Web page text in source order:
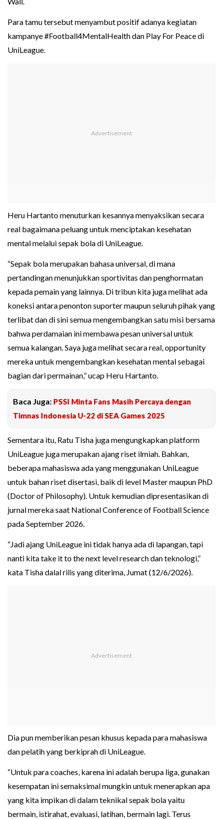
Para tamu tersebut menyambut positif adanya kegiatan
kampanye #Football4MentalHealth dan Play For Peace di
UniLeague.
Heru Hartanto menuturkan kesannya menyaksikan secara
real bagaimana peluang untuk menciptakan kesehatan
mental melalui sepak bola di UniLeague.
“Sepak bola merupakan bahasa universal, di mana
pertandingan menunjukkan sportivitas dan penghormatan
kepada pemain yang lainnya. Di tribun kita juga melihat ada
koneksi antara penonton suporter maupun seluruh pihak yang
terlibat dan di sini semua mengembangkan satu misi bersama
bahwa perdamaian ini membawa pesan universal untuk
semua kalangan. Saya juga melihat secara real, opportunity
mereka untuk mengembangkan kesehatan mental sebagai
bagian dari permainan,” ucap Heru Hartanto.
Baca Juga: PSSI Minta Fans Masih Percaya dengan
Timnas Indonesia U-22 di SEA Games 2025
Sementara itu, Ratu Tisha juga mengungkapkan platform
UniLeague juga merupakan ajang riset ilmiah. Bahkan,
beberapa mahasiswa ada yang menggunakan UniLeague
untuk bahan riset disertasi, baik di level Master maupun PhD
(Doctor of Philosophy). Untuk kemudian dipresentasikan di
jurnal mereka saat National Conference of Football Science
pada September 2026.
“Jadi ajang UniLeague ini tidak hanya ada di lapangan, tapi
nanti kita take it to the next level research dan teknologi,”
kata Tisha dalal rilis yang diterima, Jumat (12/6/2026).
Dia pun memberikan pesan khusus kepada para mahasiswa
dan pelatih yang berkiprah di UniLeague.
“Untuk para coaches, karena ini adalah berupa liga, gunakan
kesempatan ini semaksimal mungkin untuk menerapkan apa
yang kita impikan di dalam teknikal sepak bola yaitu
bermain, istirahat, evaluasi, latihan, bermain lagi. Terus